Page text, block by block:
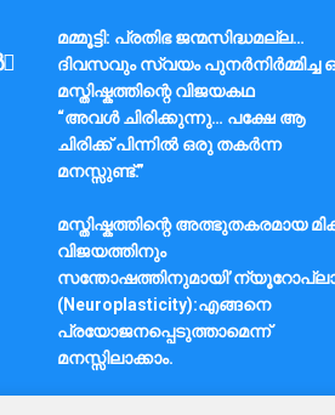
മമ്മൂട്ടി: പ്രതിഭ ജന്മസിദ്ധമല്ല…
ദിവസവും സ്വയം പുനർനിർമ്മിച്ച
മസ്തിഷ്കത്തിന്റെ വിജയകഥ
“അവൾ ചിരിക്കുന്നു… പക്ഷേ ആ
ചിരിക്ക് പിന്നിൽ ഒരു തകർന്ന
മനസ്സുണ്ട്.”
മസ്തിഷ്കത്തിന്റെ അത്ഭുതകരമായ
വിജയത്തിനും
(Neuroplasticity):എങ്ങനെ
പ്രയോജനപ്പെടുത്താമെന്ന്
മനസ്സിലാക്കാം.